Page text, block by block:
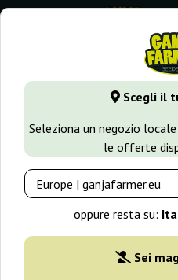
Scegli il
Seleziona un negozio
le offerte
oppure resta su:
Sei
GanjaFarmer.it Varietà di
-25%
+ omaggi